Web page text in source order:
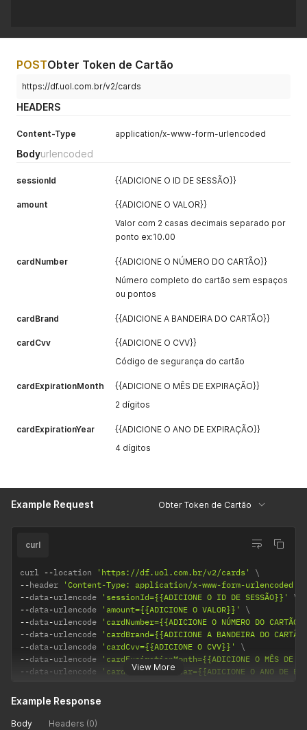
POSTObter Token de Cartão
https://df.uol.com.br/v2/cards
HEADERS
Content-Type application/x-www-form-urlencoded
Bodyurlencoded
sessionId {{ADICIONE O ID DE SESSÃO}}
amount
{{ADICIONE O VALOR}}
Valor com 2 casas decimais separado por
ponto ex:10.00
cardNumber
{{ADICIONE O NÚMERO DO CARTÃO}}
Número completo do cartão sem espaços
ou pontos
cardBrand {{ADICIONE A BANDEIRA DO CARTÃO}}
cardCvv
{{ADICIONE O CVV}}
Código de segurança do cartão
cardExpirationMonth
{{ADICIONE O MÊS DE EXPIRAÇÃO}}
2 dígitos
cardExpirationYear
{{ADICIONE O ANO DE EXPIRAÇÃO}}
4 dígitos
Example Request Obter Token de Cartão
View More
curl
curl --location 'https://df.uol.com.br/v2/cards'
--header
'Content-Type: application/x-www-form-urlencoded'
--data-urlencode 'sessionId={{ADICIONE O ID DE SESSÃO}}'
--data-urlencode 'amount={{ADICIONE O VALOR}}'
--data-urlencode
'cardNumber={{ADICIONE O NÚMERO DO
--data-urlencode
'cardBrand={{ADICIONE A BANDEIRA DO
--data-urlencode 'cardCvv={{ADICIONE O CVV}}'
--data-urlencode
'cardExpirationMonth={{ADICIONE O MÊS DE
--data -urlencode 'cardExpirationYear={{ADICIONE O ANO DE
Example Response
Body Headers (0)